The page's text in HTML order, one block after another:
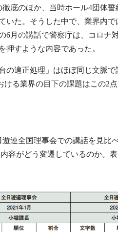
底のほか、当時ホール4団体
いた。そうした中で、業界内で
6月の講話で警察庁は、コロナ
押すような内容であった。
適正処理」はほぼ同じ文脈で
る業界の目下の課題はこの2
連全国理事会での講話を見比
容がどう変遷しているのか。